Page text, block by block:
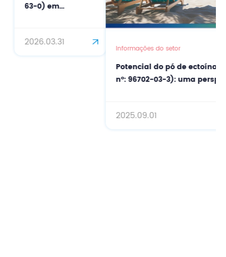
63-0) em
Silenciamento
2026.03.31 Informações do setor
Potencial do pó de ectoína
nº: 96702-03-3): uma
2025.09.01